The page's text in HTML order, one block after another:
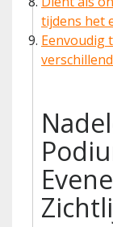
tijdens het
Eenvoudig